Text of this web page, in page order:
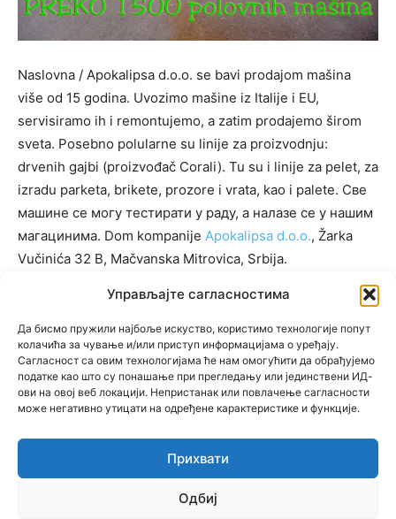
Управљајте сагласностима
Да бисмо пружили најбоље искуство, користимо технологије попут
колачића за чување и/или приступ информацијама о уређају.
Сагласност са овим технологијама ће нам омогућити да обрађујемо
податке као што су понашање при прегледању или јединствени ИД-
ови на овој веб локацији. Непристанак или повлачење сагласности
може негативно утицати на одређене карактеристике и функције.
Прихвати
Одбиј
Naslovna / Apokalipsa d.o.o. se bavi prodajom mašina
više od 15 godina. Uvozimo mašine iz Italije i EU,
servisiramo ih i remontujemo, a zatim prodajemo širom
sveta. Posebno polularne su linije za proizvodnju:
drvenih gajbi (proizvođač Corali). Tu su i linije za pelet, za
izradu parketa, brikete, prozore i vrata, kao i palete. Све
машине се могу тестирати у раду, а налазе се у нашим
магацинима. Dom kompanije Apokalipsa d.o.o., Žarka
Vučinića 32 B, Mačvanska Mitrovica, Srbija.
KATEGORIJE
KATEGORIJE
© Newspaper WordPress Theme by TagDiv